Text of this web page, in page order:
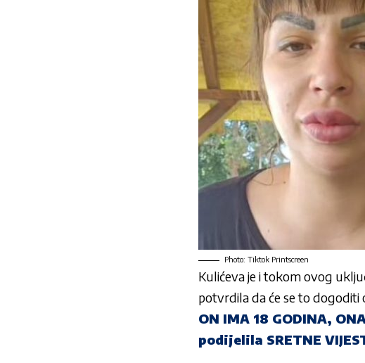
Photo: Tiktok Printscreen
Kulićevaje i tokom ovog
potvrdila da će se to
ON IMA 18 GODINA,
podijelila SRETNE